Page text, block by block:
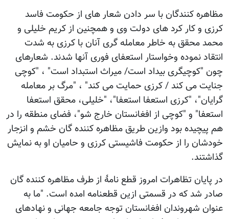
مظاهره کنندگان با سر دادن شعار های از حکومت فاسد
کرزی و کار کرد های دولت وی و همچنین از کریم خلیلی و
محمد محقق به خاطر معامله گری آنان با کرزی به شدت
انتقاد نموده وخواستار استعفای فوری آنها شدند. شعارهای
چون "کوچیگری بیداد است/ میراث استبداد است" ، "کوچی
جنایت می کند / کرزی حمایت می کند" ، "مرگ بر معامله
گرایان"، "کرزی استعفا استعفا"، "خلیلی، محقق استعفا
استعفا" و "کوچی از افغانستان خارج شو"، فضای منطقه را در
هم پیچیده بود وازین طریق مظاهره کننده گان خشم و انزجار
خودشان را از حکومت فاشیستی کرزی و حامیان او به نمایش
گذاشتند.
در پایان تظاهرات امروز قطع نامۀ از طرف مظاهره کننده گان
صادر شد که در قسمتی ازین قطعنامه امده است. "ما به
عنوان شهروندان افغانستان توجه جامعه جهانی و نهادهای